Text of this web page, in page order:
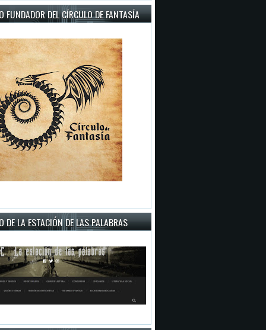
FUNDADOR DEL CÍRCULO DE FANTASÍA
DE LA ESTACIÓN DE LAS PALABRAS